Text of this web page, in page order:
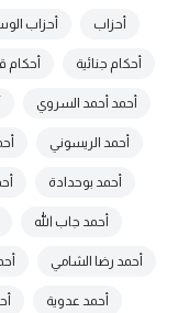
أحزاب أحزاب
أحكام جنائية أحكام
أحمد أحمد السروي
أحمد الريسوني
أحمد بوحدادة
أحمد جاب الله
أحمد رضا الشامي
أحمد عدوية